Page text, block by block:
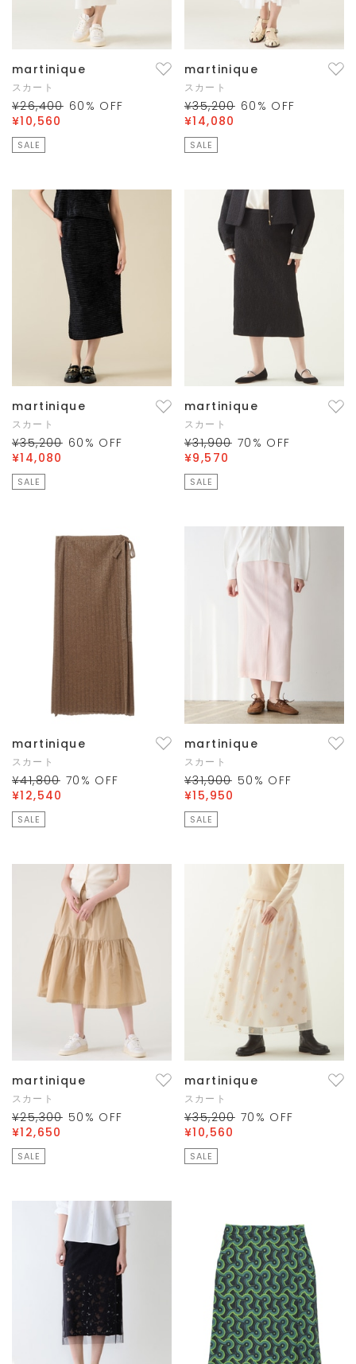
martinique
スカート
¥26,400 60 % OFF
¥10,560
SALE
martinique
スカート
¥35,200 60 % OFF
¥14,080
SALE
martinique
スカート
¥35,200 60 % OFF
¥14,080
SALE
martinique
スカート
¥31,900 70 % OFF
¥9,570
SALE
martinique
スカート
¥41,800 70 % OFF
¥12,540
SALE
martinique
スカート
¥31,900 50 % OFF
¥15,950
SALE
martinique
スカート
¥25,300 50 % OFF
¥12,650
SALE
martinique
スカート
¥35,200 70 % OFF
¥10,560
SALE